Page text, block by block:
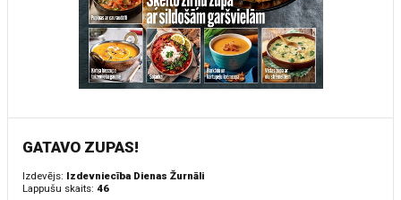
GATAVO ZUPAS!
Izdevējs: Izdevniecība Dienas Žurnāli
Lappušu skaits: 46